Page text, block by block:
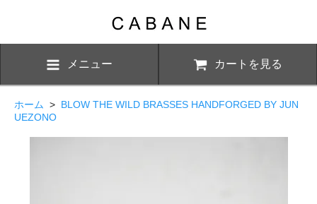
メニュー カートを見る
ホーム > BLOW THE WILD BRASSES HANDFORGED BY JUN
UEZONO